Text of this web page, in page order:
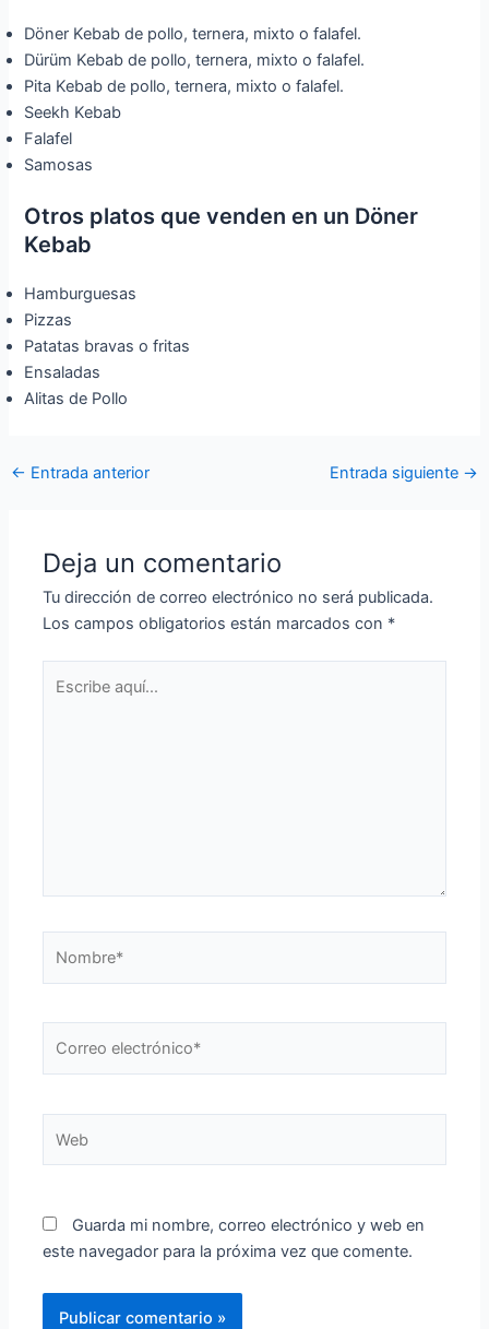
Döner Kebab de pollo, ternera, mixto o falafel.
Dürüm Kebab de pollo, ternera, mixto o falafel.
Pita Kebab de pollo, ternera, mixto o falafel.
Seekh Kebab
Falafel
Samosas
Otros platos que venden en un Döner
Kebab
Hamburguesas
Pizzas
Patatas bravas o fritas
Ensaladas
Alitas de Pollo
← Entrada anterior Entrada siguiente →
Deja un comentario
Tu dirección de correo electrónico no será publicada.
Los campos obligatorios están marcados con *
aquí...
electrónico*
Guarda mi nombre, correo electrónico y web en
este navegador para la próxima vez que comente.